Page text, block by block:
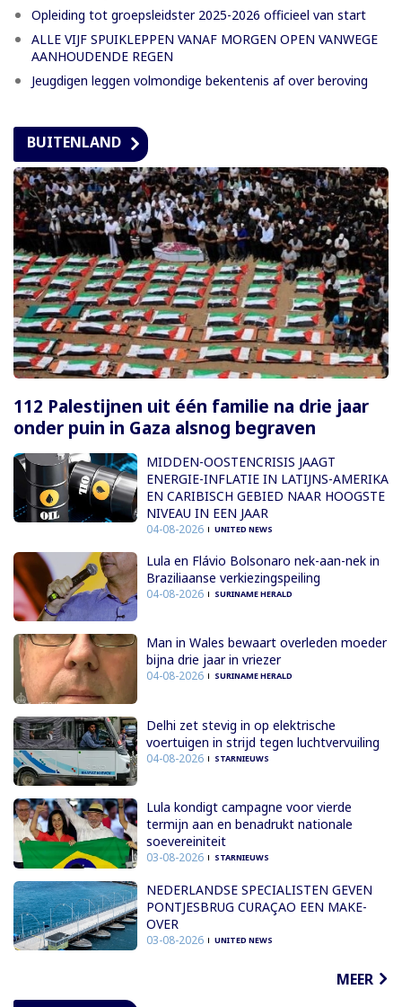
Opleiding tot groepsleidster 2025-2026 officieel van start
ALLE VIJF SPUIKLEPPEN VANAF MORGEN OPEN VANWEGE
AANHOUDENDE REGEN
Jeugdigen leggen volmondige bekentenis af over beroving
BUITENLAND
112 Palestijnen uit één familie na drie jaar
onder puin in Gaza alsnog begraven
MIDDEN-OOSTENCRISIS JAAGT
ENERGIE-INFLATIE IN LATIJNS-AMERIKA
EN CARIBISCH GEBIED NAAR HOOGSTE
NIVEAU IN EEN JAAR
04-08-2026 UNITED NEWS
Lula en Flávio Bolsonaro nek-aan-nek in
Braziliaanse verkiezingspeiling
04-08-2026 SURINAME HERALD
Man in Wales bewaart overleden moeder
bijna drie jaar in vriezer
04-08-2026 SURINAME HERALD
Delhi zet stevig in op elektrische
voertuigen in strijd tegen luchtvervuiling
04-08-2026 STARNIEUWS
Lula kondigt campagne voor vierde
termijn aan en benadrukt nationale
soevereiniteit
03-08-2026 STARNIEUWS
NEDERLANDSE SPECIALISTEN GEVEN
PONTJESBRUG CURAÇAO EEN MAKE-
OVER
03-08-2026 UNITED NEWS
MEER